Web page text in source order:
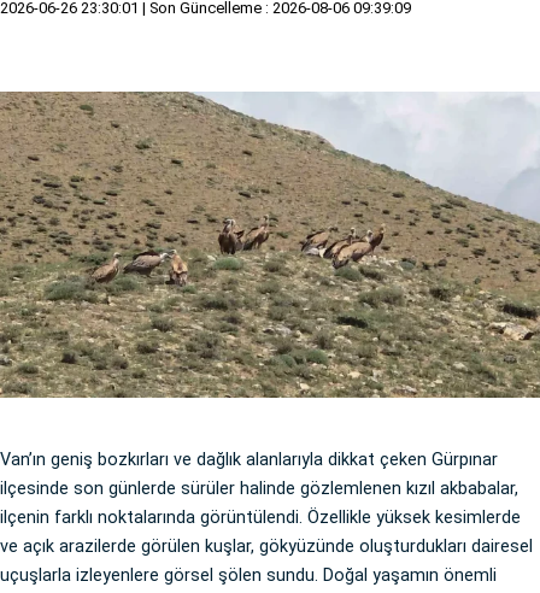
2026-06-26 23:30:01 | Son Güncelleme : 2026-08-06 09:39:09
Van’ın geniş bozkırları ve dağlık alanlarıyla dikkat çeken Gürpınar
ilçesinde son günlerde sürüler halinde gözlemlenen kızıl akbabalar,
ilçenin farklı noktalarında görüntülendi. Özellikle yüksek kesimlerde
ve açık arazilerde görülen kuşlar, gökyüzünde oluşturdukları dairesel
uçuşlarla izleyenlere görsel şölen sundu. Doğal yaşamın önemli